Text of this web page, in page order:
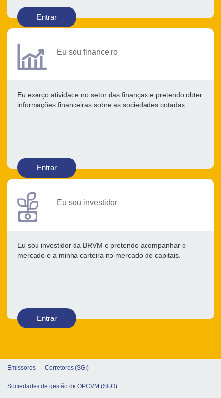
Entrar
Eu sou financeiro
Eu exerço atividade no setor das finanças e pretendo obter
informações financeiras sobre as sociedades cotadas.
Entrar
Eu sou investidor
Eu sou investidor da BRVM e pretendo acompanhar o
mercado e a minha carteira no mercado de capitais.
Entrar
Emissores Corretores (SGI)
Sociedades de gestão de OPCVM (SGO)